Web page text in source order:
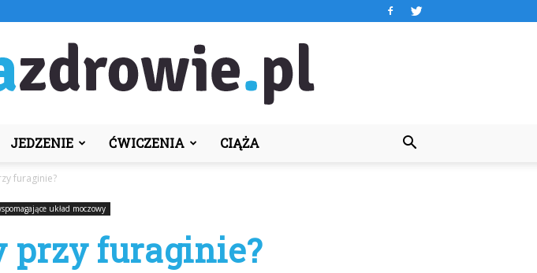
BlogNaZdrowie.pl
JEDZENIE ĆWICZENIA CIĄŻA
furaginie?
układ moczowy
furaginie?